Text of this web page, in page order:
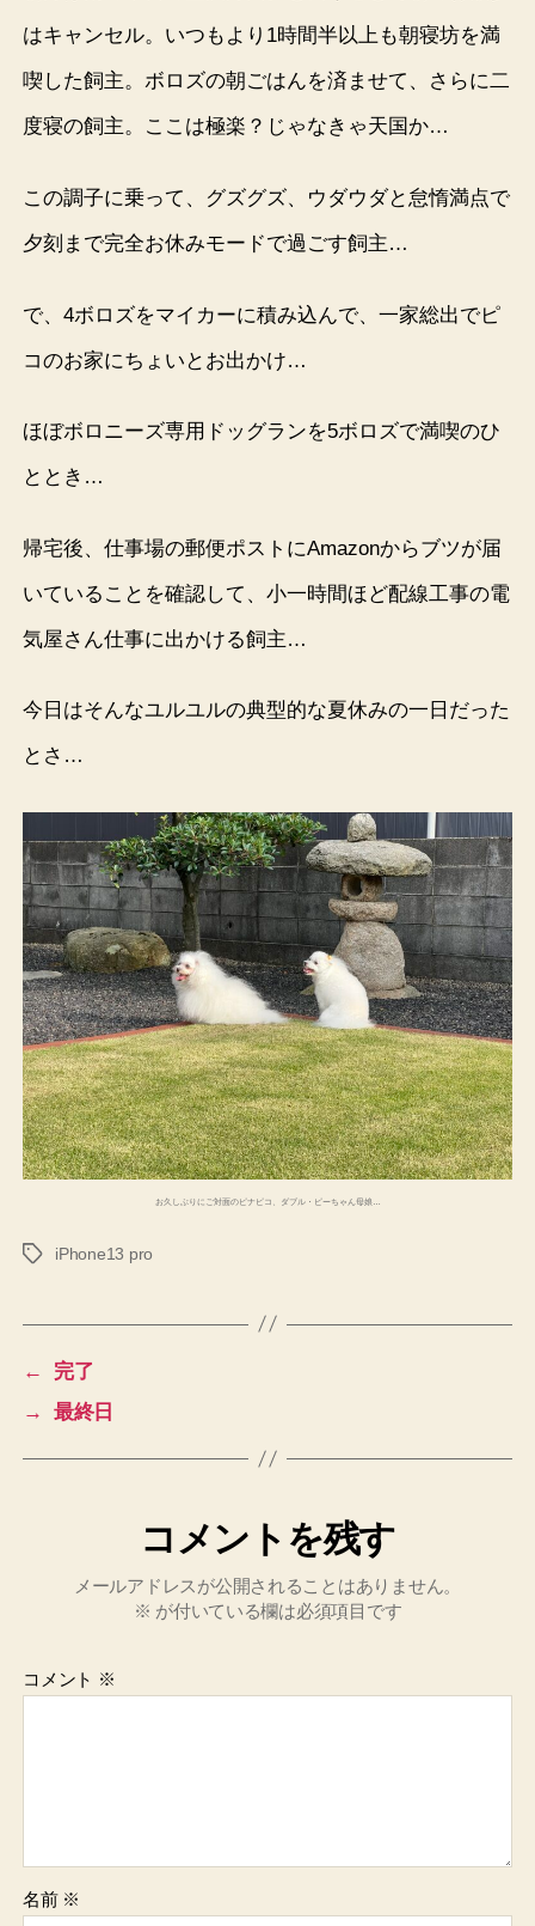
はキャンセル。いつもより1時間半以上も朝寝坊を満
喫した飼主。ボロズの朝ごはんを済ませて、さらに二
度寝の飼主。ここは極楽？じゃなきゃ天国か…
この調子に乗って、グズグズ、ウダウダと怠惰満点で
夕刻まで完全お休みモードで過ごす飼主…
で、4ボロズをマイカーに積み込んで、一家総出でピ
コのお家にちょいとお出かけ…
ほぼボロニーズ専用ドッグランを5ボロズで満喫のひ
ととき…
帰宅後、仕事場の郵便ポストにAmazonからブツが届
いていることを確認して、小一時間ほど配線工事の電
気屋さん仕事に出かける飼主…
今日はそんなユルユルの典型的な夏休みの一日だった
とさ…
お久しぶりにご対面のピナピコ、ダブル・ピーちゃん母娘…
タ
iPhone13 pro
←
完了
→
最終日
コメントを残す
メールアドレスが公開されることはありません。
※ が付いている欄は必須項目です
コメント ※
名前 ※